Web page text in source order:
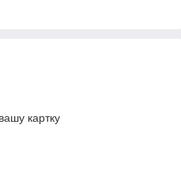
картку